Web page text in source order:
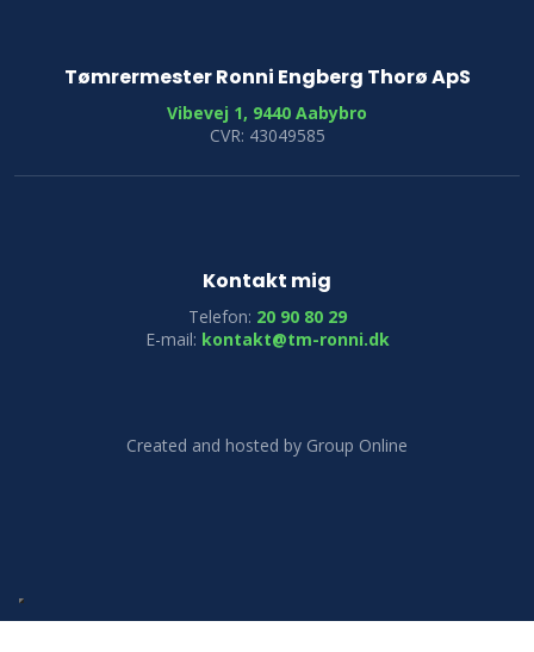
Tømrermester Ronni Engberg Thorø ApS
Vibevej 1, 9440 Aabybro
CVR: 43049585
Kontakt mig
Telefon: 20 90 80 29
E-mail: kontakt@tm-ronni.dk
Created and hosted by Group Online